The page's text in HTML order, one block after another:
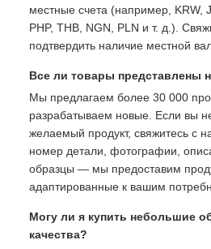
местные счета (например, KRW,
PHP, THB, NGN, PLN и т. д.).
подтвердить наличие местной
Все ли товары представлены
Мы предлагаем более 30 000
разрабатываем новые. Если вы
желаемый продукт, свяжитесь с
номер детали, фотографии,
образцы — мы предоставим
адаптированные к вашим
Могу ли я купить небольшие
качества?